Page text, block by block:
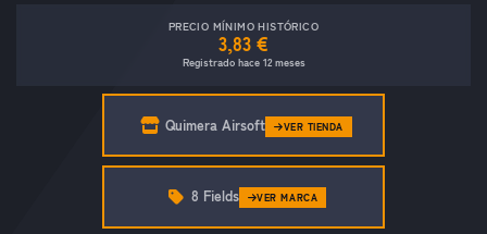
PRECIO MÍNIMO HISTÓRICO
3,83 €
Registrado hace 12 meses
Quimera Airsoft VER TIENDA
8 Fields VER MARCA